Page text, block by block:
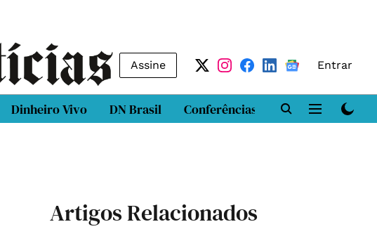
Assine Entrar
Dinheiro Vivo DN Brasil Conferências DN LAB
Artigos Relacionados